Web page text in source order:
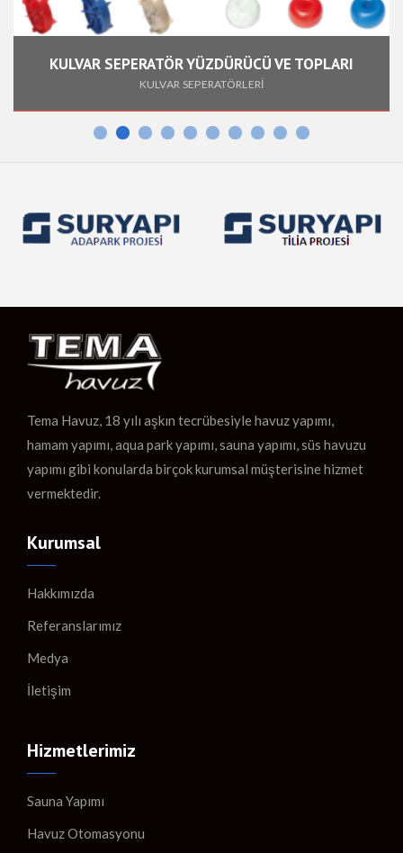
KULVAR SEPERATÖR YÜZDÜRÜCÜ VE TOPLARI
KULVAR SEPERATÖRLERİ
Tema Havuz, 18 yılı aşkın tecrübesiyle havuz yapımı,
hamam yapımı, aqua park yapımı, sauna yapımı, süs havuzu
yapımı gibi konularda birçok kurumsal müşterisine hizmet
vermektedir.
Kurumsal
Hakkımızda
Referanslarımız
Medya
İletişim
Hizmetlerimiz
Sauna Yapımı
Havuz Otomasyonu